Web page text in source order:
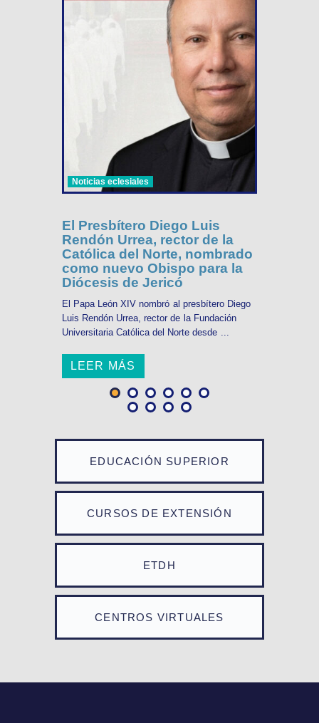
EDUCACIÓN SUPERIOR
CURSOS DE EXTENSIÓN
ETDH
CENTROS VIRTUALES
Noticias eclesiales
El Presbítero Diego Luis
Rendón Urrea, rector de la
Católica del Norte, nombrado
como nuevo Obispo para la
Diócesis de Jericó
El Papa León XIV nombró al presbítero Diego
Luis Rendón Urrea, rector de la Fundación
Universitaria Católica del Norte desde ...
LEER MÁS